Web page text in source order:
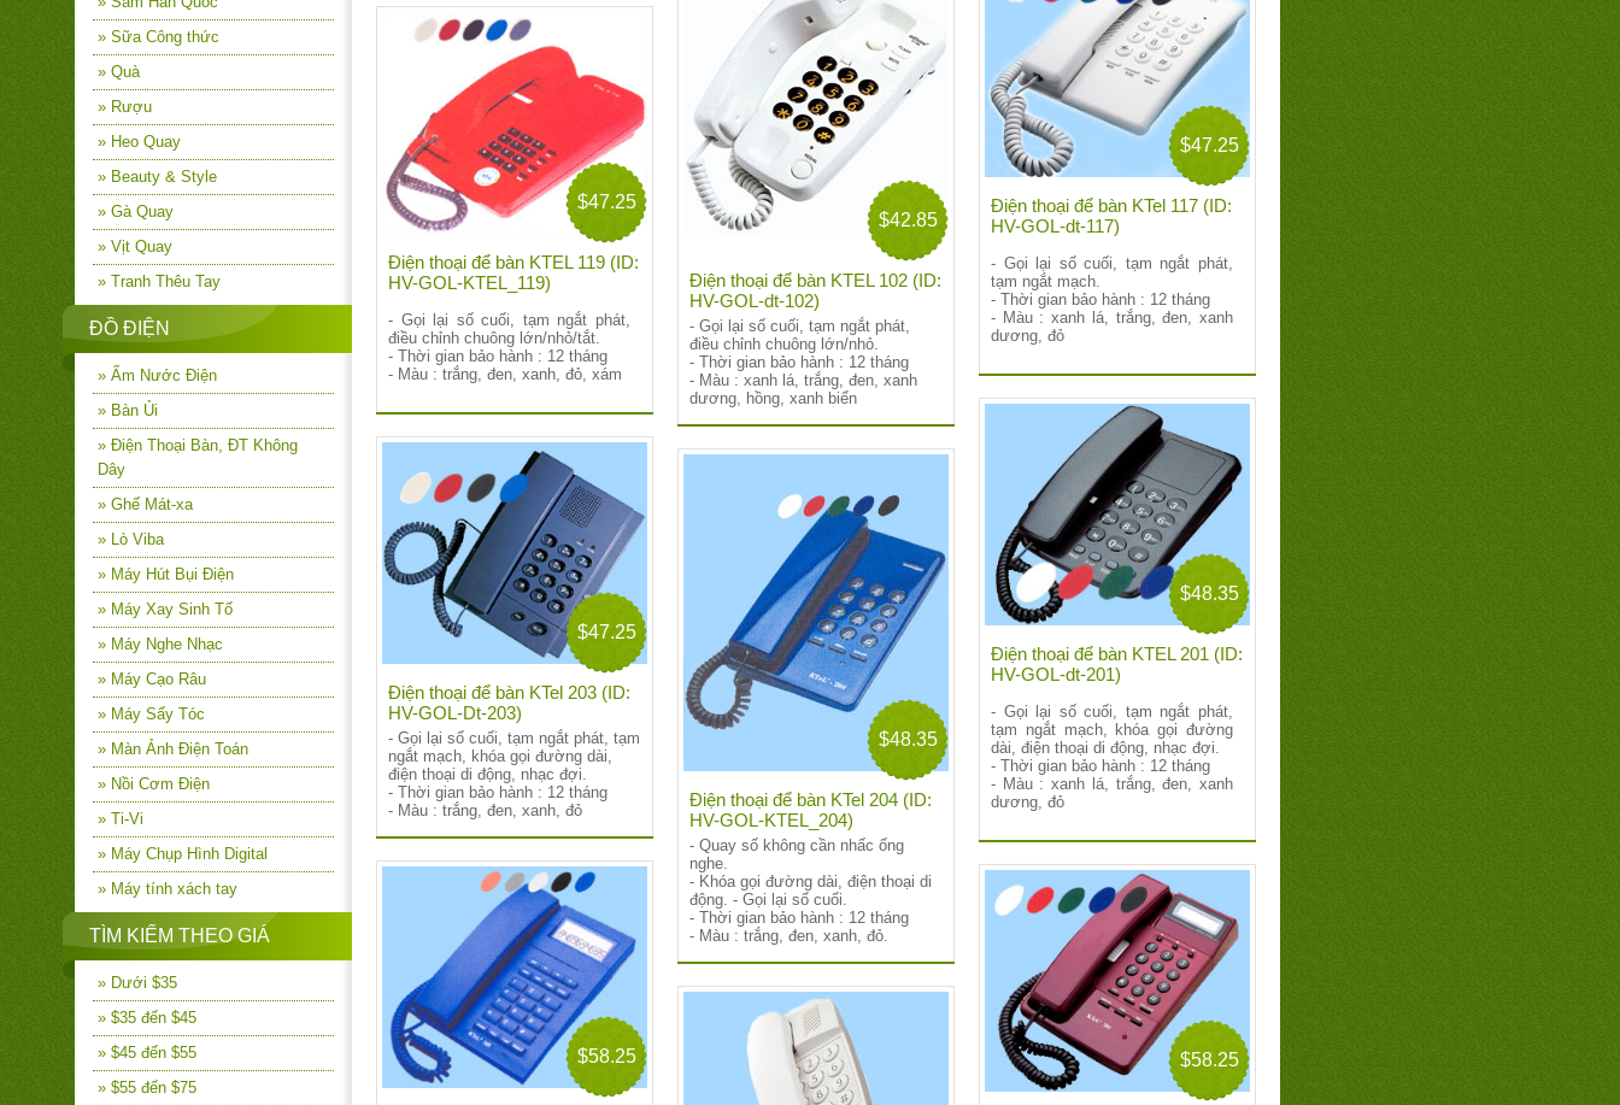
» Sữa Công thức
» Quà
» Rượu
» Heo Quay
» Beauty & Style
» Gà Quay
» Vịt Quay
» Tranh Thêu Tay
ĐỒ ĐIỆN
» Ấm Nước Điện
» Bàn Ủi
» Điện Thoại Bàn, ĐT Không
Dây
» Ghế Mát-xa
» Lò Viba
» Máy Hút Bụi Điện
» Máy Xay Sinh Tố
» Máy Nghe Nhạc
» Máy Cạo Râu
» Máy Sấy Tóc
» Màn Ảnh Điện Toán
» Nồi Cơm Điện
» Ti-Vi
» Máy Chụp Hình Digital
» Máy tính xách tay
TÌM KIẾM THEO GIÁ
» Dưới $35
» $35 đến $45
» $45 đến $55
» $55 đến $75
$42.85
Điện thoại để bàn KTEL 102 (ID:
HV-GOL-dt-102)
- Gọi lại số cuối, tạm ngắt phát,
điều chỉnh chuông lớn/nhỏ.
- Thời gian bảo hành : 12 tháng
- Màu : xanh lá, trắng, đen, xanh
dương, hồng, xanh biển
$47.25
Điện thoại để bàn KTel 117 (ID:
HV-GOL-dt-117)
- Gọi lại số cuối, tạm ngắt phát,
tạm ngắt mạch.
- Thời gian bảo hành : 12 tháng
- Màu : xanh lá, trắng, đen, xanh
dương, đỏ
$47.25
Điện thoại để bàn KTEL 119 (ID:
HV-GOL-KTEL_119)
- Gọi lại số cuối, tạm ngắt phát,
điều chỉnh chuông lớn/nhỏ/tắt.
- Thời gian bảo hành : 12 tháng
- Màu : trắng, đen, xanh, đỏ, xám
$48.35
Điện thoại để bàn KTEL 201 (ID:
HV-GOL-dt-201)
- Gọi lại số cuối, tạm ngắt phát,
tạm ngắt mạch, khóa gọi đường
dài, điện thoại di động, nhạc đợi.
- Thời gian bảo hành : 12 tháng
- Màu : xanh lá, trắng, đen, xanh
dương, đỏ
$47.25
Điện thoại để bàn KTel 203 (ID:
HV-GOL-Dt-203)
- Gọi lại số cuối, tạm ngắt phát, tạm
ngắt mạch, khóa gọi đường dài,
điện thoại di động, nhạc đợi.
- Thời gian bảo hành : 12 tháng
- Màu : trắng, đen, xanh, đỏ
$48.35
Điện thoại để bàn KTel 204 (ID:
HV-GOL-KTEL_204)
- Quay số không cần nhấc ống
nghe.
- Khóa gọi đường dài, điện thoại di
động. - Gọi lại số cuối.
- Thời gian bảo hành : 12 tháng
- Màu : trắng, đen, xanh, đỏ.
$58.25 $58.25